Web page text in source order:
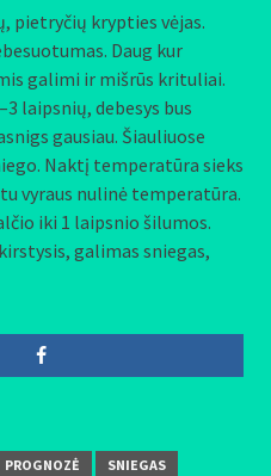
pietryčių krypties vėjas.
Daug kur
galimi ir mišrūs krituliai.
laipsnių, debesys bus
gausiau. Šiauliuose
Naktį temperatūra sieks
vyraus nulinė temperatūra.
iki 1 laipsnio šilumos.
galimas sniegas,
PROGNOZĖ SNIEGAS